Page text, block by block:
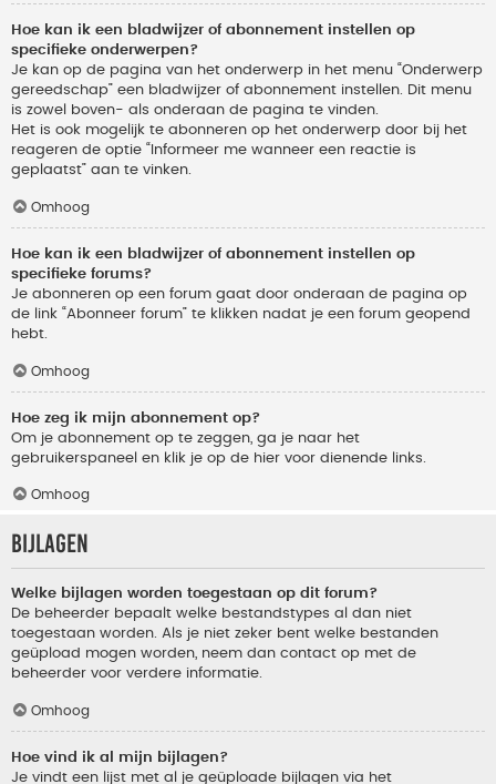
Hoe kan ik een bladwijzer of abonnement instellen op
specifieke onderwerpen?
Je kan op de pagina van het onderwerp in het menu “Onderwerp
gereedschap” een bladwijzer of abonnement instellen. Dit menu
is zowel boven- als onderaan de pagina te vinden.
Het is ook mogelijk te abonneren op het onderwerp door bij het
reageren de optie “Informeer me wanneer een reactie is
geplaatst” aan te vinken.
Omhoog
Hoe kan ik een bladwijzer of abonnement instellen op
specifieke forums?
Je abonneren op een forum gaat door onderaan de pagina op
de link “Abonneer forum” te klikken nadat je een forum geopend
hebt.
Omhoog
Hoe zeg ik mijn abonnement op?
Om je abonnement op te zeggen, ga je naar het
gebruikerspaneel en klik je op de hier voor dienende links.
Omhoog
Bijlagen
Welke bijlagen worden toegestaan op dit forum?
De beheerder bepaalt welke bestandstypes al dan niet
toegestaan worden. Als je niet zeker bent welke bestanden
geüpload mogen worden, neem dan contact op met de
beheerder voor verdere informatie.
Omhoog
Hoe vind ik al mijn bijlagen?
Je vindt een lijst met al je geüploade bijlagen via het